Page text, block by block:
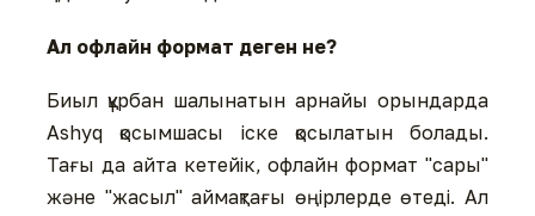
Ал офлайн формат деген не?
Биыл құрбан шалынатын арнайы орындарда
Ashyq қосымшасы іске қосылатын болады.
Тағы да айта кетейік, офлайн формат "сары"
және "жасыл" аймақтағы өңірлерде өтеді. Ал